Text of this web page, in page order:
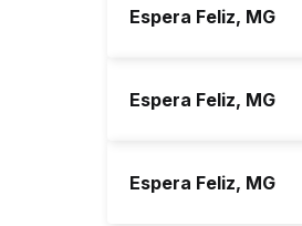
Espera Feliz, MG
Espera Feliz, MG
Espera Feliz, MG